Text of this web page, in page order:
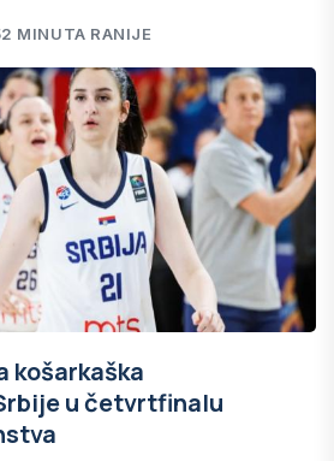
MINUTA RANIJE
košarkaška
u četvrtfinalu